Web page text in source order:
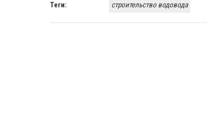
Теги: строительство водовода